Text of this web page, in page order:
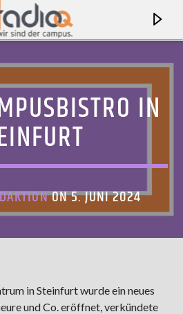
IN
ON 5. JUNI 2024
in Steinfurt wurde ein neues
und Co. eröffnet, verkündete